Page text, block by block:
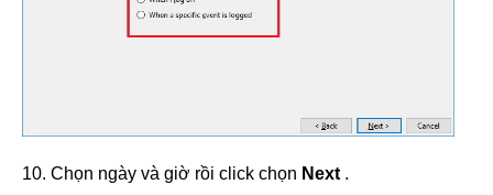
10. Chọn ngày và giờ rồi click chọn Next .